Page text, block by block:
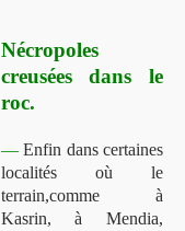
Nécropoles
creusées dans le
roc.
—Enfin dans certaines
localités où le
terrain,comme à
Kasrin, à Mendia,